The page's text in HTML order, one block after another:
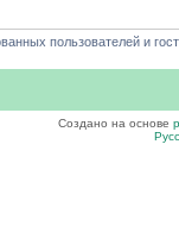
пользователей и
Создано на основе